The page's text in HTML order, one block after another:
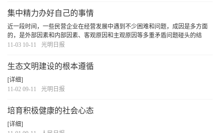
集中精力办好自己的事情
近一段时间，一些民营企业在经营发展中遇到不少困难和问题，成因是多方面
的，是外部因素和内部因素、客观原因和主观原因等多重矛盾问题碰头的结
果。[详细]
11-03 10-11 光明日报
生态文明建设的根本遵循
[详细]
11-02 09-11
光明日报
培育积极健康的社会心态
[详细]